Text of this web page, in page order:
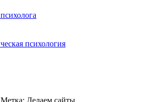
психология
Метка: Делаем сайты